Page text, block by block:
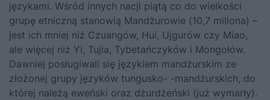
językami. Wśród innych nacji piątą co do wielkości
grupę etniczną stanowią Mandżurowie (10,7 miliona) –
jest ich mniej niż Czuangów, Hui, Ujgurów czy Miao,
ale więcej niż Yi, Tujia, Tybetańczyków i Mongołów.
Dawniej posługiwali się językiem mandżurskim ze
złożonej grupy języków tungusko- -mandżurskich, do
której należą eweński oraz dżurdżeński (już wymarły).